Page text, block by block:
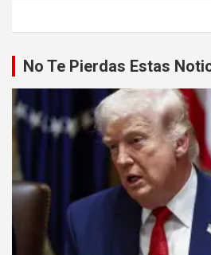
No Te Pierdas Estas